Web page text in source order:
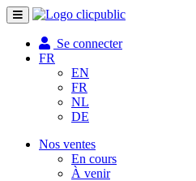
Toggle
navigation
Se connecter
FR
EN
FR
NL
DE
Nos ventes
En cours
À venir